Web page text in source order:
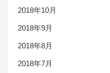
2018年10月
2018年9月
2018年8月
2018年7月